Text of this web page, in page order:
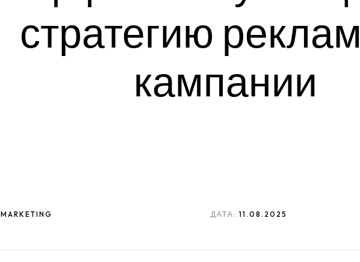
стратегию
кампании
MARKETING ДАТА: 11.08.2025